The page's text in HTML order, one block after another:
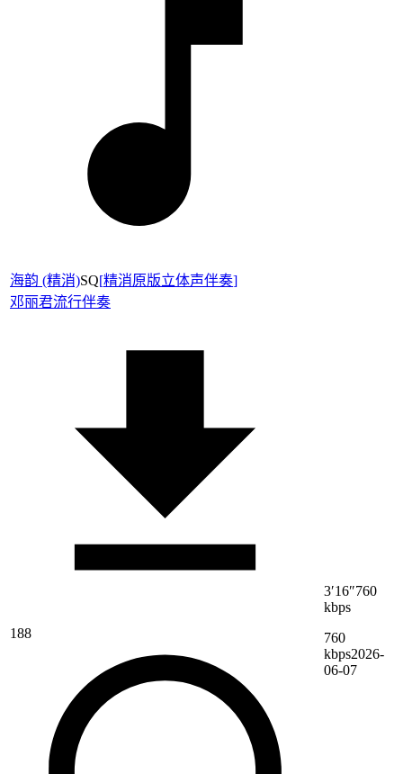
海韵 (精消)SQ[精消原版立体声伴奏]
邓丽君流行伴奏
188
3′16″760
kbps
760
kbps2026-
06-07